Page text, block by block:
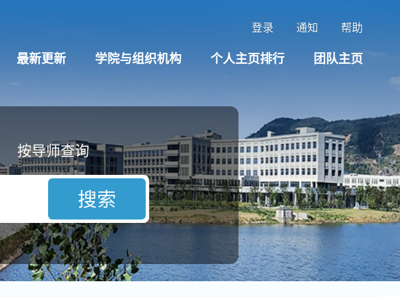
登录 通知 帮助
最新更新 学院与组织机构 个人主页排行 团队主页
按导师查询
搜索